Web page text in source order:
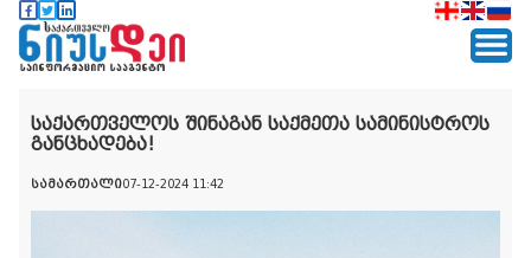
საქართველოს შინაგან საქმეთა სამინისტროს
განცხადება!
სამართალი07-12-2024 11:42